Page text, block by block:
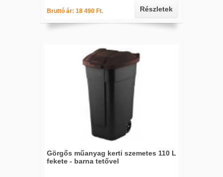
Bruttó ár: 18 490 Ft. Részletek
Görgős műanyag kerti szemetes 110 L
fekete - barna tetővel